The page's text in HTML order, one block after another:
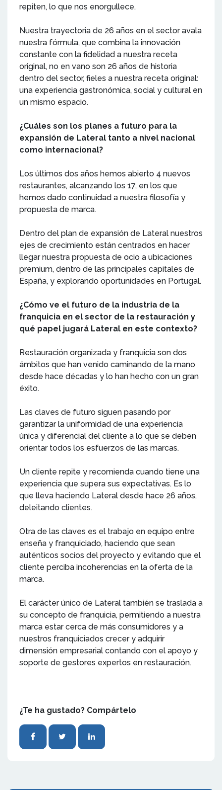
repiten, lo que nos enorgullece.
Nuestra trayectoria de 26 años en el sector avala
nuestra fórmula, que combina la innovación
constante con la fidelidad a nuestra receta
original, no en vano son 26 años de historia
dentro del sector, fieles a nuestra receta original:
una experiencia gastronómica, social y cultural en
un mismo espacio.
¿Cuáles son los planes a futuro para la
expansión de Lateral tanto a nivel nacional
como internacional?
Los últimos dos años hemos abierto 4 nuevos
restaurantes, alcanzando los 17, en los que
hemos dado continuidad a nuestra filosofía y
propuesta de marca.
Dentro del plan de expansión de Lateral nuestros
ejes de crecimiento están centrados en hacer
llegar nuestra propuesta de ocio a ubicaciones
premium, dentro de las principales capitales de
España, y explorando oportunidades en Portugal.
¿Cómo ve el futuro de la industria de la
franquicia en el sector de la restauración y
qué papel jugará Lateral en este contexto?
Restauración organizada y franquicia son dos
ámbitos que han venido caminando de la mano
desde hace décadas y lo han hecho con un gran
éxito.
Las claves de futuro siguen pasando por
garantizar la uniformidad de una experiencia
única y diferencial del cliente a lo que se deben
orientar todos los esfuerzos de las marcas.
Un cliente repite y recomienda cuando tiene una
experiencia que supera sus expectativas. Es lo
que lleva haciendo Lateral desde hace 26 años,
deleitando clientes.
Otra de las claves es el trabajo en equipo entre
enseña y franquiciado, haciendo que sean
auténticos socios del proyecto y evitando que el
cliente perciba incoherencias en la oferta de la
marca.
El carácter único de Lateral también se traslada a
su concepto de franquicia, permitiendo a nuestra
marca estar cerca de más consumidores y a
nuestros franquiciados crecer y adquirir
dimensión empresarial contando con el apoyo y
soporte de gestores expertos en restauración.
¿Te ha gustado? Compártelo